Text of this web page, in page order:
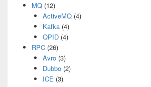
MQ(12)
ActiveMQ (4)
Kafka (4)
QPID (4)
RPC(26)
Avro (3)
Dubbo (2)
ICE (3)